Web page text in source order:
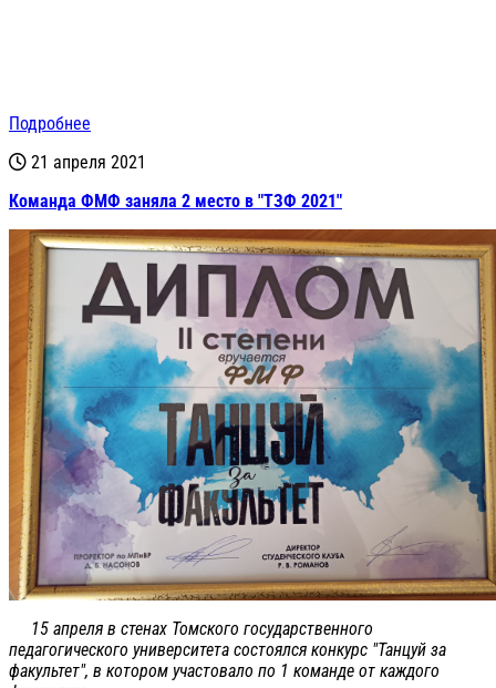
Подробнее
21 апреля 2021
Команда ФМФ заняла 2 место в "ТЗФ 2021"
15 апреля в стенах Томского государственного
педагогического университета состоялся конкурс "Танцуй за
факультет", в котором участовало по 1 команде от каждого